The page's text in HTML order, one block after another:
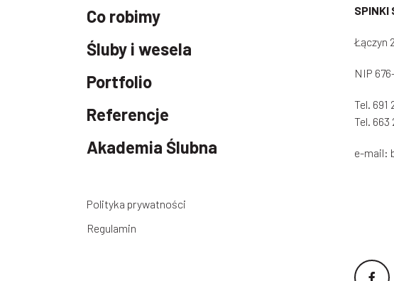
Co robimy
Śluby i wesela
Portfolio
Referencje
Akademia Ślubna
Polityka prywatności
Regulamin
SPINKI
Łączyn
NIP
Tel. 691
Tel. 663
e-mail: